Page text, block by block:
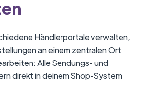
Händlerportale verwalten,
an einem zentralen Ort
Alle Sendungs- und
direkt in deinem Shop-System